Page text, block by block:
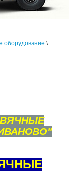
оборудование \